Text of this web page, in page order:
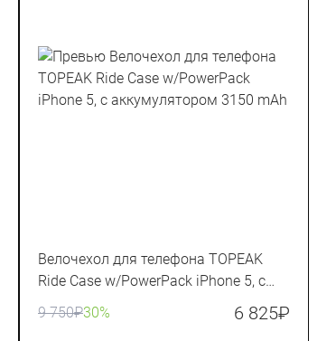
Велочехол для телефона TOPEAK
Ride Case w/PowerPack iPhone 5, с
аккумулятором 3150 mAh
9 750₽30% 6 825₽